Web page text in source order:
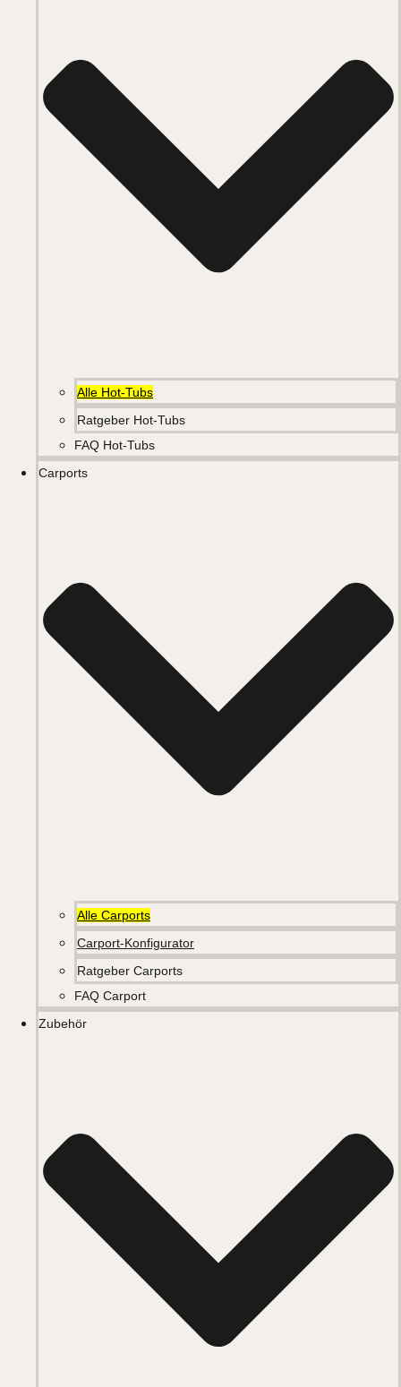
Alle Hot-Tubs
Ratgeber Hot-Tubs
FAQ Hot-Tubs
Carports
Alle Carports
Carport-Konfigurator
Ratgeber Carports
FAQ Carport
Zubehör